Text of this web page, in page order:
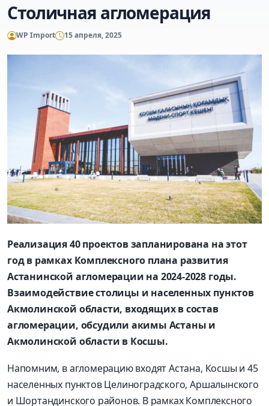
Столичная агломерация
WP Import 15 апреля, 2025
Реализация 40 проектов запланирована на этот
год в рамках Комплексного плана развития
Астанинской агломерации на 2024-2028 годы.
Взаимодействие столицы и населенных пунктов
Акмолинской области, входящих в состав
агломерации, обсудили акимы Астаны и
Акмолинской области в Косшы.
Напомним, в агломерацию входят Астана, Косшы и 45
населенных пунктов Целиноградского, Аршалынского
и Шортандинского районов. В рамках Комплексного